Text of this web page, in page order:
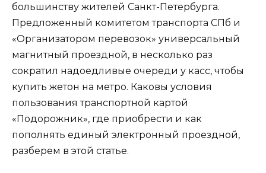
большинству жителей Санкт-Петербурга.
Предложенный комитетом транспорта СПб и
«Организатором перевозок» универсальный
магнитный проездной, в несколько раз
сократил надоедливые очереди у касс, чтобы
купить жетон на метро. Каковы условия
пользования транспортной картой
«Подорожник», где приобрести и как
пополнять единый электронный проездной,
разберем в этой статье.